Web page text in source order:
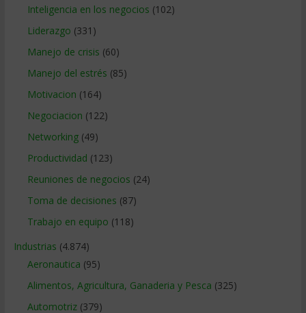
Inteligencia en los negocios (102)
Liderazgo (331)
Manejo de crisis (60)
Manejo del estrés (85)
Motivacion (164)
Negociacion (122)
Networking(49)
Productividad (123)
Reuniones de negocios (24)
Toma de decisiones (87)
Trabajo en equipo (118)
Industrias (4.874)
Aeronautica (95)
Alimentos, Agricultura, Ganaderia y Pesca (325)
Automotriz(379)